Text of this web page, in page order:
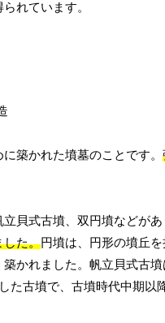
れています。
築かれた墳墓のことです。
貝式古墳、双円墳などがあ
した。円墳は、円形の墳丘
かれました。帆立貝式古
古墳で、古墳時代中期以